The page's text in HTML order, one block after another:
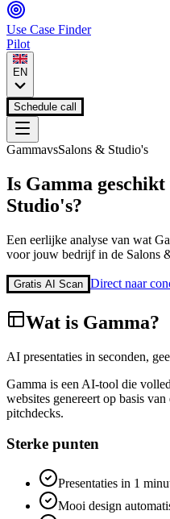
Use Case Finder
Pilot
EN
Schedule call
GammavsSalons & Studio's
Is Gamma
Studio's?
Een eerlijke analyse van wat
voor jouw bedrijf in de Salons
Gratis AI Scan Direct naar
Wat is Gamma?
AI presentaties in seconden,
Gamma is een AI-tool die
websites genereert op basis
pitchdecks.
Sterke punten
Presentaties in 1
Mooi design